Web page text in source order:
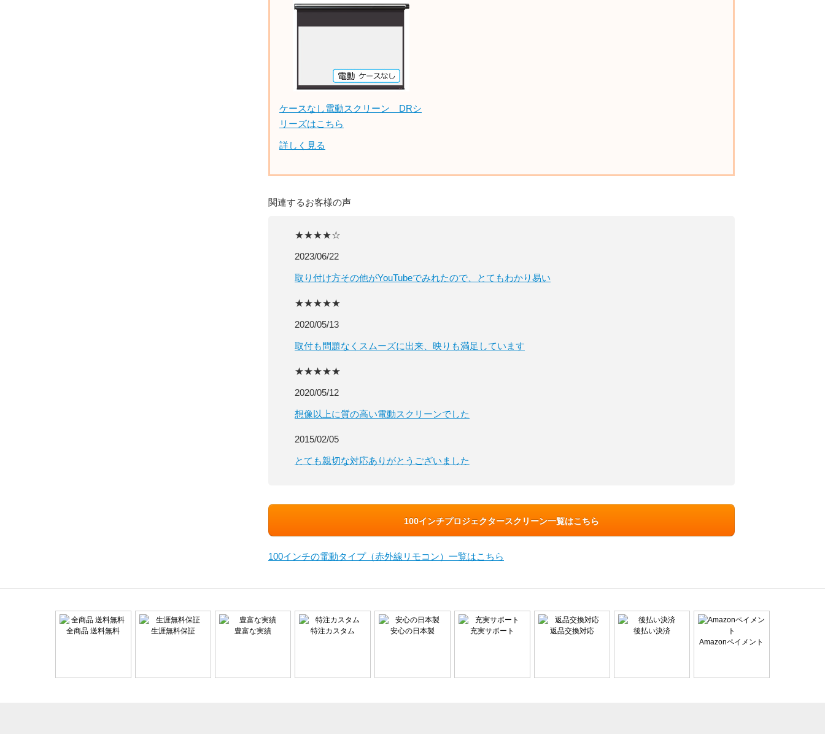
ケースなし電動スクリーン DRシ
リーズはこちら
詳しく見る
関連するお客様の声
★★★★☆
2023/06/22
取り付け方その他がYouTubeでみれたので、とてもわかり易い
★★★★★
2020/05/13
取付も問題なくスムーズに出来、映りも満足しています
★★★★★
2020/05/12
想像以上に質の高い電動スクリーンでした
2015/02/05
とても親切な対応ありがとうございました
100インチプロジェクタースクリーン一覧はこちら
100インチの電動タイプ（赤外線リモコン）一覧はこちら
全商品 送料無料 生涯無料保証 豊富な実績 特注カスタム 安心の日本製 充実サポート 返品交換対応
後払い決済
Amazonペイメント